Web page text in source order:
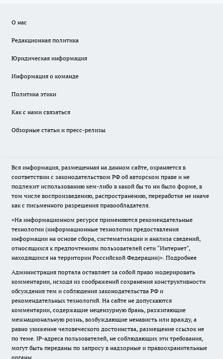
О нас
Редакционная политика
Юридическая информация
Информация о команде
Политика этики
Как с нами связаться
Обзорные статьи и пресс-релизы
Вся информация, размещенная на данном сайте, охраняется в
соответствии с законодательством РФ об авторском праве и не
подлежит использованию кем-либо в какой бы то ни было форме, в
том числе воспроизведению, распространению, переработке не иначе
как с письменного разрешения правообладателя.
«На информационном ресурсе применяются рекомендательные
технологии (информационные технологии предоставления
информации на основе сбора, систематизации и анализа сведений,
относящихся к предпочтениям пользователей сети "Интернет",
находящихся на территории Российской Федерации)». Подробнее
Администрация портала оставляет за собой право модерировать
комментарии, исходя из соображений сохранения конструктивности
обсуждения тем и соблюдения законодательства РФ и
рекомендательных технологий. На сайте не допускаются
комментарии, содержащие нецензурную брань, разжигающие
межнациональную рознь, возбуждающие ненависть или вражду, а
равно унижение человеческого достоинства, размещение ссылок не
по теме. IP-адреса пользователей, не соблюдающих эти требования,
могут быть переданы по запросу в надзорные и правоохранительные
органы.